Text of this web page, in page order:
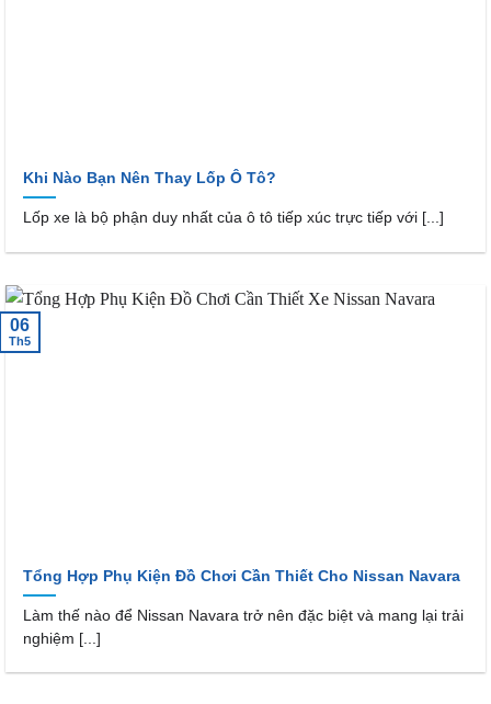
Khi Nào Bạn Nên Thay Lốp Ô Tô?
Lốp xe là bộ phận duy nhất của ô tô tiếp xúc trực tiếp với [...]
Tổng Hợp Phụ Kiện Đồ Chơi Cần Thiết Cho Nissan Navara
Làm thế nào để Nissan Navara trở nên đặc biệt và mang lại trải
nghiệm [...]
06
Th5